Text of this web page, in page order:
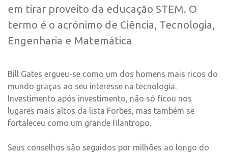
em tirar proveito da educação STEM. O
termo é o acrónimo de Ciência, Tecnologia,
Engenharia e Matemática
Bill Gates ergueu-se como um dos homens mais ricos do
mundo graças ao seu interesse na tecnologia.
Investimento após investimento, não só ficou nos
lugares mais altos da lista Forbes, mas também se
fortaleceu como um grande filantropo.
Seus conselhos são seguidos por milhões ao longo do